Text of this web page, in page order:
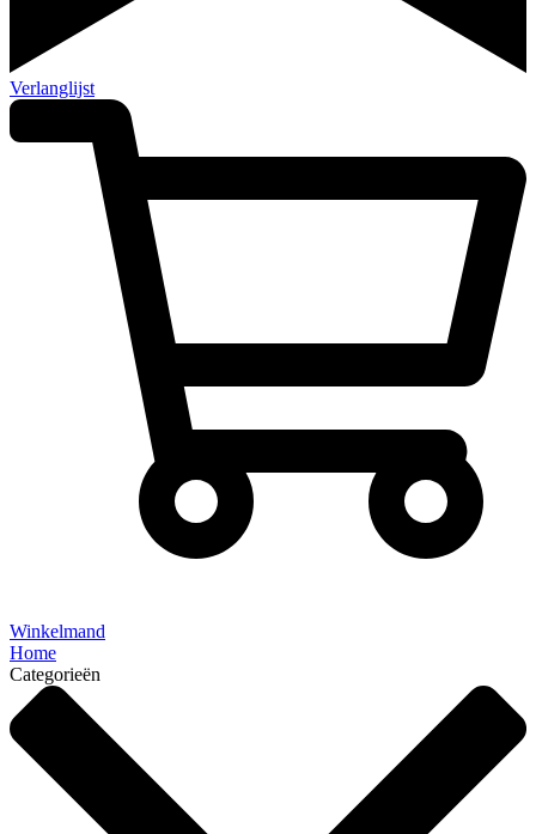
Verlanglijst
Winkelmand
Home
Categorieën